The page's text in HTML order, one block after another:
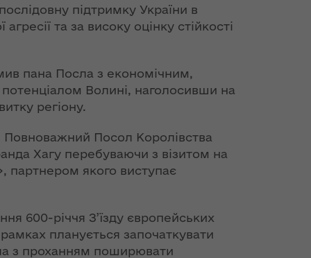
підтримку України в
та за високу оцінку стійкості
пана Посла з економічним,
Волині, наголосивши на
регіону.
Повноважний Посол Королівства
Хагу перебуваючи з візитом на
партнером якого виступає
600-річчя З’їзду європейських
планується започаткувати
з проханням поширювати